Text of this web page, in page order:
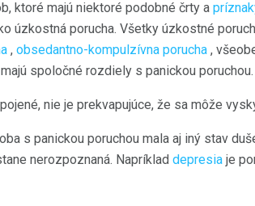
ktoré majú niektoré podobné črty a
úzkostná porucha. Všetky úzkostné
, obsedantno-kompulzívna porucha ,
spoločné rozdiely s panickou poruchou.
nie je prekvapujúce, že sa môže
s panickou poruchou mala aj iný stav
nerozpoznaná. Napríklad depresia je